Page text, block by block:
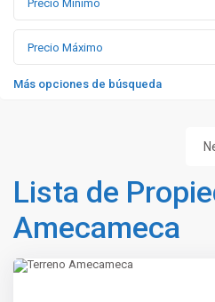
Más opciones de búsqueda
Lista de
Amecameca